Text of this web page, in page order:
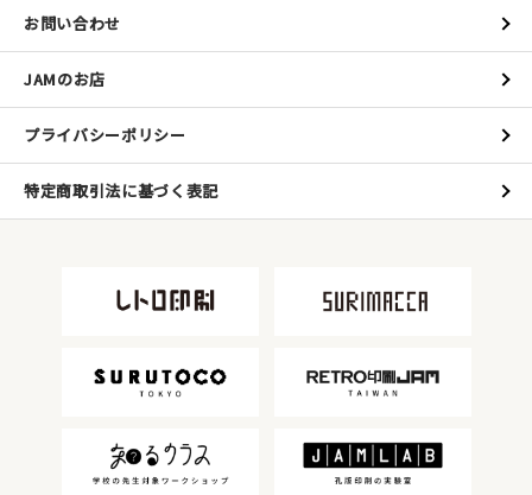
お問い合わせ
JAMのお店
プライバシーポリシー
特定商取引法に基づく表記